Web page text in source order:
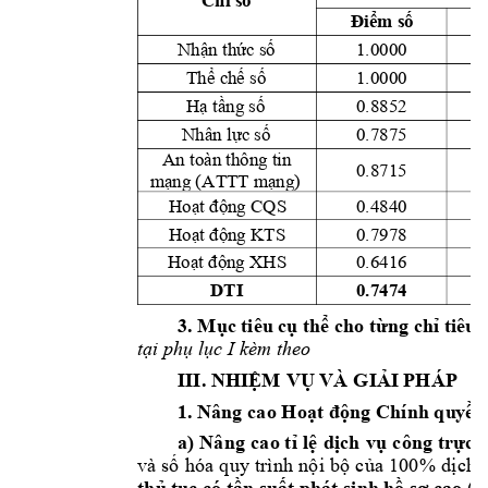
Điểm số
Nhận thức số
1.0000
Thể chế số 1.0000
Hạ tầng số 0.8852
Nhân lực số
0.7875
An toàn thông tin
mạng (ATTT mạng) 0.8715
Hoạt động CQS 0.4840
Hoạt động KTS 0.7978
Hoạt động XHS 0.6416
DTI 0.7474
3. Mục tiêu cụ thể cho từng chỉ tiêu
tại phụ lục I kèm theo
III. NHIỆM VỤ VÀ GIẢI PHÁP
1. Nâng cao Hoạt động Chính quyề
a) Nâng caotỉ lệ dịch vụ công trực
và số hóa quy trình nội bộ của 100% dịch